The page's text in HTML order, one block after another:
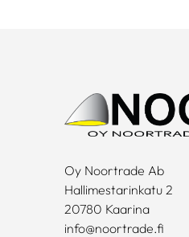
Oy Noortrade Ab
Hallimestarinkatu 2
20780 Kaarina
info@noortrade.fi